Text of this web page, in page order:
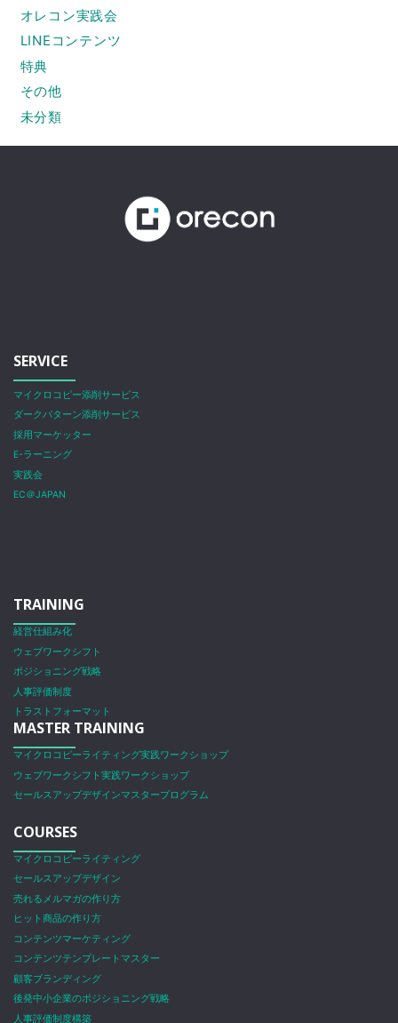
オレコン実践会
LINEコンテンツ
特典
その他
未分類
SERVICE
マイクロコピー添削サービス
ダークパターン添削サービス
採用マーケッター
E-ラーニング
実践会
EC＠JAPAN
TRAINING
経営仕組み化
ウェブワークシフト
ポジショニング戦略
人事評価制度
トラストフォーマット
MASTER TRAINING
マイクロコピーライティング実践ワークショップ
ウェブワークシフト実践ワークショップ
セールスアップデザインマスタープログラム
COURSES
マイクロコピーライティング
セールスアップデザイン
売れるメルマガの作り方
ヒット商品の作り方
コンテンツマーケティング
コンテンツテンプレートマスター
顧客ブランディング
後発中小企業のポジショニング戦略
人事評価制度構築